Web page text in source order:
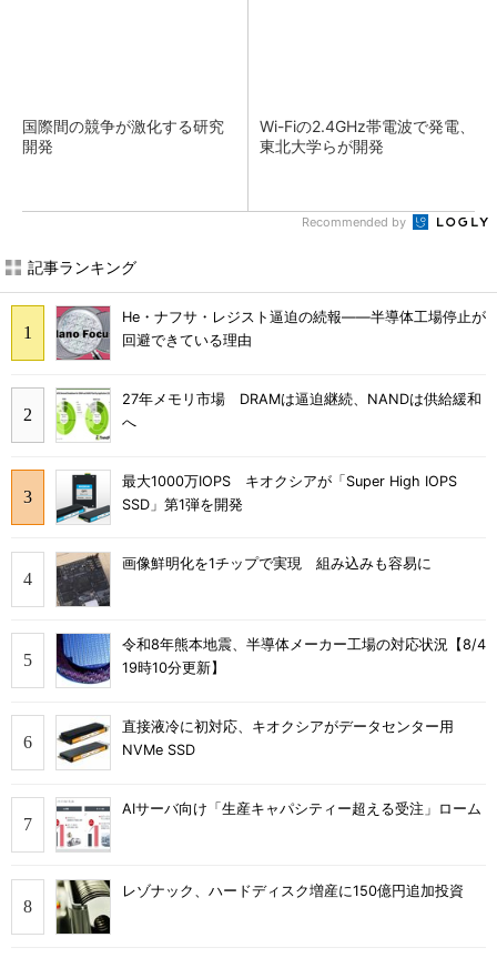
国際間の競争が激化する研究
開発
Wi-Fiの2.4GHz帯電波で発電、
東北大学らが開発
Recommended by
記事ランキング
He・ナフサ・レジスト逼迫の続報――半導体工場停止が
回避できている理由
27年メモリ市場 DRAMは逼迫継続、NANDは供給緩和
へ
最大1000万IOPS キオクシアが「Super High IOPS
SSD」第1弾を開発
画像鮮明化を1チップで実現 組み込みも容易に
令和8年熊本地震、半導体メーカー工場の対応状況【8/4
19時10分更新】
直接液冷に初対応、キオクシアがデータセンター用
NVMe SSD
AIサーバ向け「生産キャパシティー超える受注」ローム
レゾナック、ハードディスク増産に150億円追加投資